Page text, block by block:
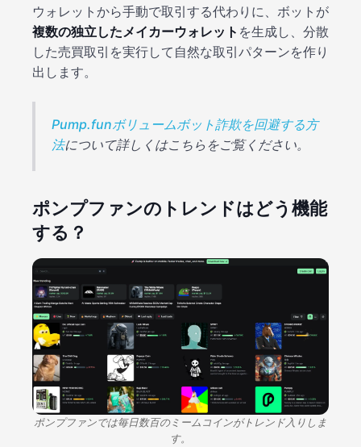
ウォレットから手動で取引する代わりに、ボットが
複数の独立したメイカーウォレット を生成し、分散
した売買取引を実行して自然な取引パターンを作り
出します。
Pump.funボリュームボット詐欺を回避する方
法について詳しくはこちらをご覧ください。
ポンプファンのトレンドはどう機能
する？
ポンプファンでは毎日数百のミームコインがトレンド入りしま
す。